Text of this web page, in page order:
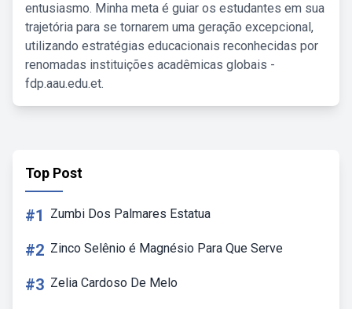
entusiasmo. Minha meta é guiar os estudantes em sua
trajetória para se tornarem uma geração excepcional,
utilizando estratégias educacionais reconhecidas por
renomadas instituições acadêmicas globais -
fdp.aau.edu.et.
Top Post
#1 Zumbi Dos Palmares Estatua
#2 Zinco Selênio é Magnésio Para Que Serve
#3 Zelia Cardoso De Melo